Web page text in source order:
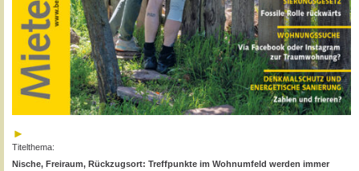
Titelthema:
Nische, Freiraum, Rückzugsort: Treffpunkte im Wohnumfeld werden immer